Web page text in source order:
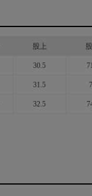
股上
30.5
31.5
32.5